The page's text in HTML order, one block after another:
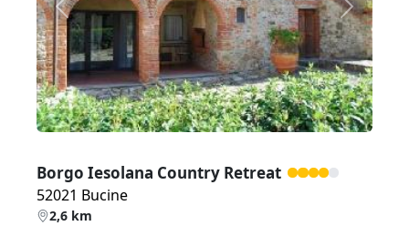
Zurück Weiter
Borgo Iesolana Country Retreat
52021 Bucine
2,6 km